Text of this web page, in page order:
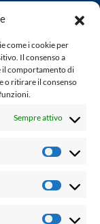
come i cookie per
Il consenso a
il comportamento di
o ritirare il consenso
Sempre attivo
giornalistica in
Non può
per